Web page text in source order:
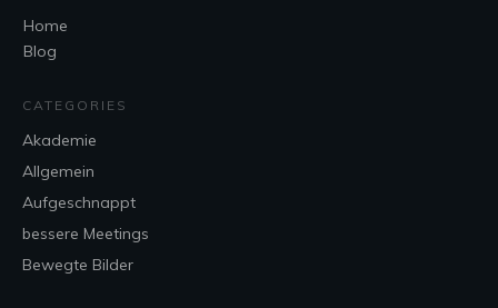
Home
Blog
CATEGORIES
Akademie
Allgemein
Aufgeschnappt
bessere Meetings
Bewegte Bilder